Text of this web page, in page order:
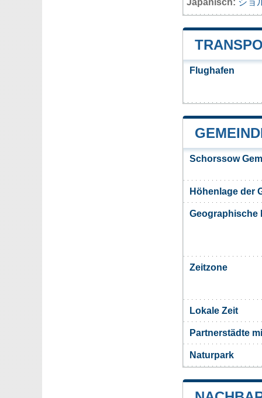
Japanisch: ショ
Flughafen
Schorssow
Höhenlage der
Geographische
Zeitzone
Lokale Zeit
Partnerstädte
Naturpark